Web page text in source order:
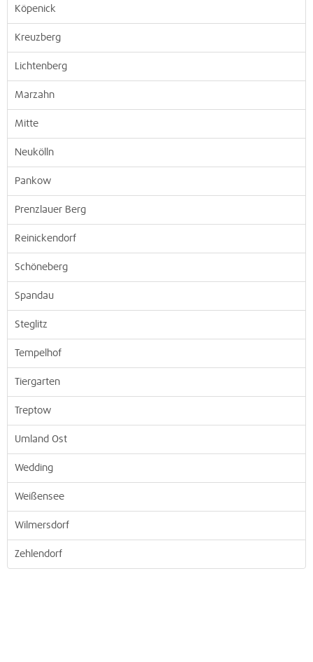
Köpenick
Kreuzberg
Lichtenberg
Marzahn
Mitte
Neukölln
Pankow
Prenzlauer Berg
Reinickendorf
Schöneberg
Spandau
Steglitz
Tempelhof
Tiergarten
Treptow
Umland Ost
Wedding
Weißensee
Wilmersdorf
Zehlendorf